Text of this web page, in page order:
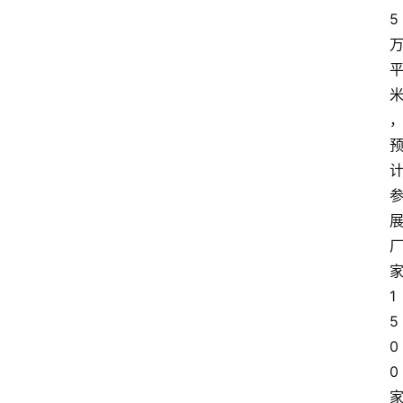
5
万
平
米
，
预
计
参
展
厂
家
1
5
0
0
家